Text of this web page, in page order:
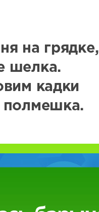
на грядке,
шелка.
кадки
полмешка.